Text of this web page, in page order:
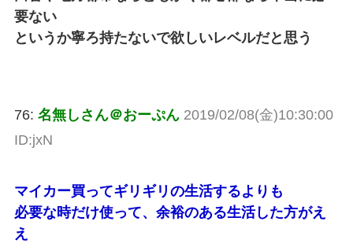
要ない
というか寧ろ持たないで欲しいレベルだと思う
76: 名無しさん＠おーぷん 2019/02/08(金)10:30:00
ID:jxN
マイカー買ってギリギリの生活するよりも
必要な時だけ使って、余裕のある生活した方がえ
え